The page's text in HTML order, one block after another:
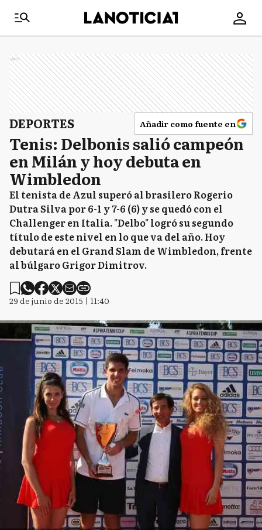
Ads
DEPORTES Añadir como fuente en
Tenis: Delbonis salió campeón
en Milán y hoy debuta en
Wimbledon
El tenista de Azul superó al brasilero Rogerio
Dutra Silva por 6-1 y 7-6 (6) y se quedó con el
Challenger en Italia. "Delbo" logró su segundo
título de este nivel en lo que va del año. Hoy
debutará en el Grand Slam de Wimbledon, frente
al búlgaro Grigor Dimitrov.
29 de junio de 2015 | 11:40